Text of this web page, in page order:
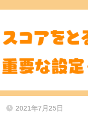
2021年7月25日